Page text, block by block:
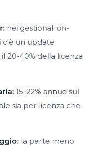
nei gestionali on-
c'è un update
20-40% della licenza
15-22% annuo sul
sia per licenza che
la parte meno